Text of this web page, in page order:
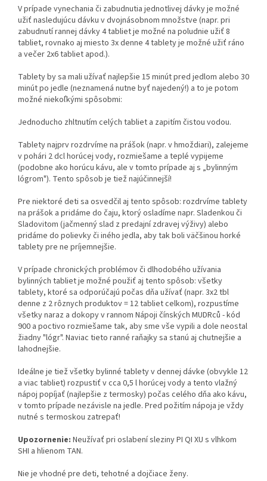
V prípade vynechania či zabudnutia jednotlivej dávky je možné
užiť nasledujúcu dávku v dvojnásobnom množstve (napr. pri
zabudnutí rannej dávky 4 tabliet je možné na poludnie užiť 8
tabliet, rovnako aj miesto 3x denne 4 tablety je možné užiť ráno
a večer 2x6 tabliet apod.).
Tablety by sa mali užívať najlepšie 15 minút pred jedlom alebo 30
minút po jedle (neznamená nutne byť najedený!) a to je potom
možné niekoľkými spôsobmi:
Jednoducho zhltnutím celých tabliet a zapitím čistou vodou.
Tablety najprv rozdrvíme na prášok (napr. v hmoždiari), zalejeme
v pohári 2 dcl horúcej vody, rozmiešame a teplé vypijeme
(podobne ako horúcu kávu, ale v tomto prípade aj s „bylinným
lógrom"). Tento spôsob je tiež najúčinnejší!
Pre niektoré deti sa osvedčil aj tento spôsob: rozdrvíme tablety
na prášok a pridáme do čaju, ktorý osladíme napr. Sladenkou či
Sladovitom (jačmenný slad z predajní zdravej výživy) alebo
pridáme do polievky či iného jedla, aby tak boli väčšinou horké
tablety pre ne príjemnejšie.
V prípade chronických problémov či dlhodobého užívania
bylinných tabliet je možné použiť aj tento spôsob: všetky
tablety, ktoré sa odporúčajú počas dňa užívať (napr. 3x2 tbl
denne z 2 rôznych produktov = 12 tabliet celkom), rozpustíme
všetky naraz a dokopy v rannom Nápoji čínských MUDRců - kód
900 a poctivo rozmiešame tak, aby sme vše vypili a dole neostal
žiadny "lógr". Naviac tieto ranné raňajky sa stanú aj chutnejšie a
lahodnejšie.
Ideálne je tiež všetky bylinné tablety v dennej dávke (obvykle 12
a viac tabliet) rozpustiť v cca 0,5 l horúcej vody a tento vlažný
nápoj popíjať (najlepšie z termosky) počas celého dňa ako kávu,
v tomto prípade nezávisle na jedle. Pred požitím nápoja je vždy
nutné s termoskou zatrepať!
Upozornenie: Neužívať pri oslabení sleziny PI QI XU s vlhkom
SHI a hlienom TAN.
Nie je vhodné pre deti, tehotné a dojčiace ženy.